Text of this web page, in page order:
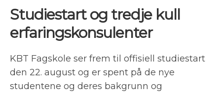
Studiestart og tredje kull
erfaringskonsulenter
KBT Fagskole ser frem til offisiell studiestart
den 22. august og er spent på de nye
studentene og deres bakgrunn og